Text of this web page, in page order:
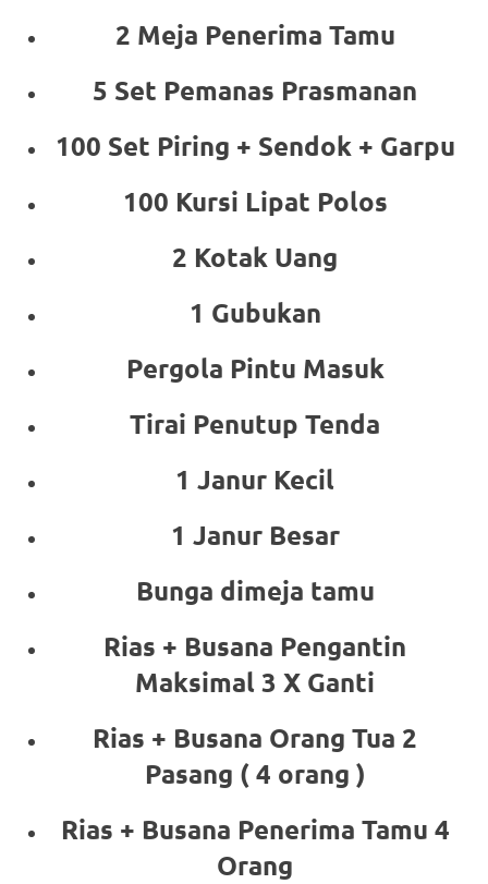
2 Meja Penerima Tamu
5 Set Pemanas Prasmanan
100 Set Piring + Sendok + Garpu
100 Kursi Lipat Polos
2 Kotak Uang
1 Gubukan
Pergola Pintu Masuk
Tirai Penutup Tenda
1 Janur Kecil
1 Janur Besar
Bunga dimeja tamu
Rias + Busana Pengantin
Maksimal 3 X Ganti
Rias + Busana Orang Tua 2
Pasang ( 4 orang )
Rias + Busana Penerima Tamu 4
Orang